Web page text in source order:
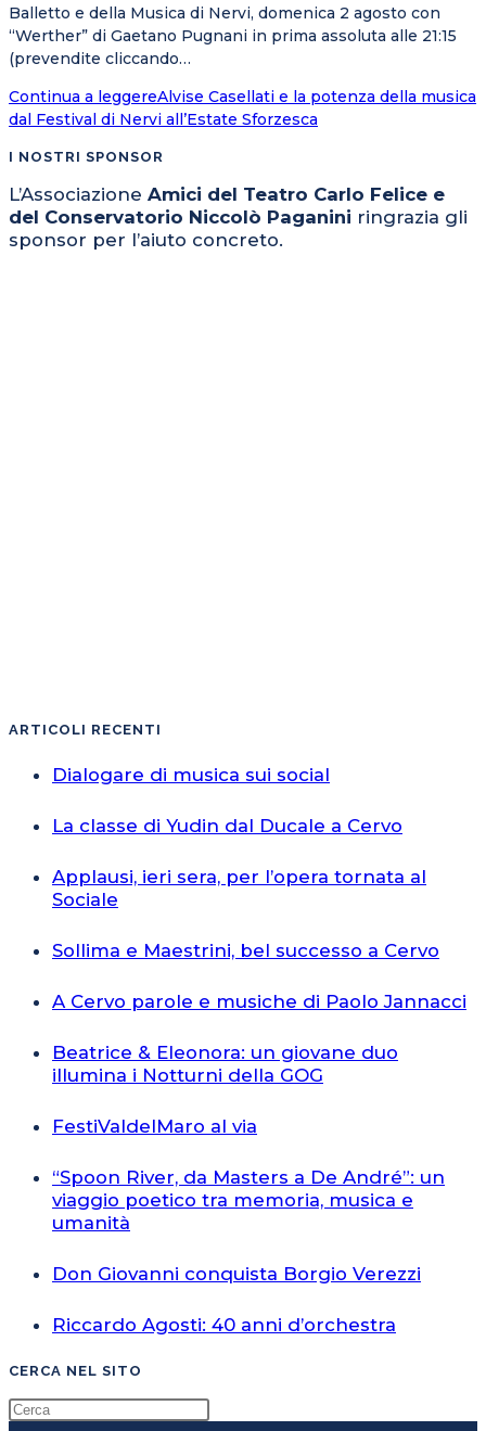
Balletto e della Musica di Nervi, domenica 2 agosto con
“Werther” di Gaetano Pugnani in prima assoluta alle 21:15
(prevendite cliccando…
Continua a leggereAlvise Casellati e la potenza della musica
dal Festival di Nervi all’Estate Sforzesca
I NOSTRI SPONSOR
L’Associazione Amici del Teatro Carlo Felice e
del Conservatorio Niccolò Paganini ringrazia gli
sponsor per l’aiuto concreto.
ARTICOLI RECENTI
Dialogare di musica sui social
La classe di Yudin dal Ducale a Cervo
Applausi, ieri sera, per l’opera tornata al
Sociale
Sollima e Maestrini, bel successo a Cervo
A Cervo parole e musiche di Paolo Jannacci
Beatrice & Eleonora: un giovane duo
illumina i Notturni della GOG
FestiValdelMaro al via
“Spoon River, da Masters a De André”: un
viaggio poetico tra memoria, musica e
umanità
Don Giovanni conquista Borgio Verezzi
Riccardo Agosti: 40 anni d’orchestra
CERCA NEL SITO